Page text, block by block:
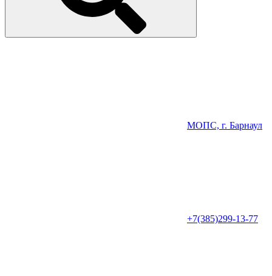
МОПС, г. Барнаул
+7(385)299-13-77